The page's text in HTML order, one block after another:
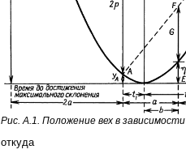
Рис. А.1. Положение вех в
откуда